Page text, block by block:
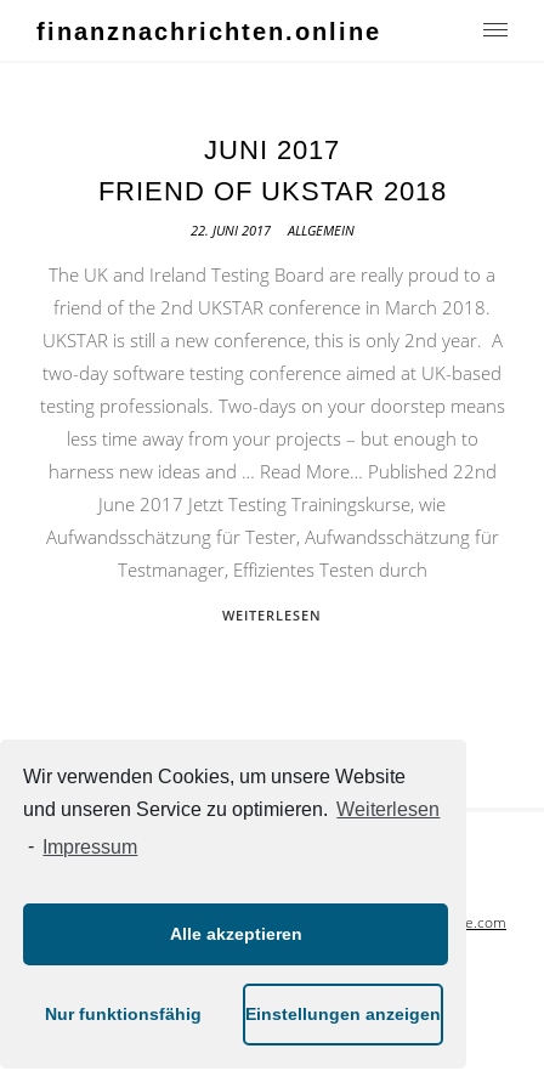
Wir verwenden Cookies, um unsere Website
und unseren Service zu optimieren. Weiterlesen
-
Impressum
Alle akzeptieren
Nur funktionsfähig Einstellungen anzeigen
finanznachrichten.online
JUNI 2017
FRIEND OF UKSTAR 2018
22. JUNI 2017 ALLGEMEIN
The UK and Ireland Testing Board are really proud to a
friend of the 2nd UKSTAR conference in March 2018.
UKSTAR is still a new conference, this is only 2nd year. A
two-day software testing conference aimed at UK-based
testing professionals. Two-days on your doorstep means
less time away from your projects – but enough to
harness new ideas and … Read More… Published 22nd
June 2017 Jetzt Testing Trainingskurse, wie
Aufwandsschätzung für Tester, Aufwandsschätzung für
Testmanager, Effizientes Testen durch
WEITERLESEN
luxuslove.com
© 2026 FINANZNACHRICHTEN.ONLINE